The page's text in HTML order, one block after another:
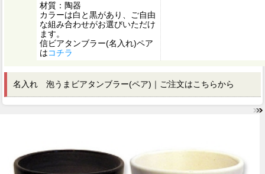
材質：陶器
カラーは白と黒があり、ご自由
な組み合わせがお選びいただけ
ます。
信ビアタンブラー(名入れ)ペア
はコチラ
名入れ 泡うまビアタンブラー(ペア)｜ご注文はこちらから